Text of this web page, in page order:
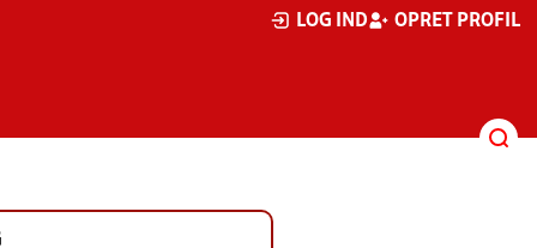
LOG IND OPRET PROFIL